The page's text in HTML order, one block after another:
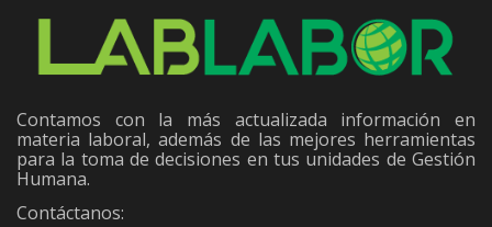
Contamos con la más actualizada información en
materia laboral, además de las mejores herramientas
para la toma de decisiones en tus unidades de Gestión
Humana.
Contáctanos: